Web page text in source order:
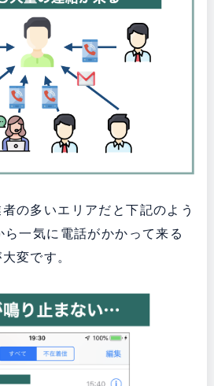
の多いエリアだと下記のよう
一気に電話がかかって来る
変です。